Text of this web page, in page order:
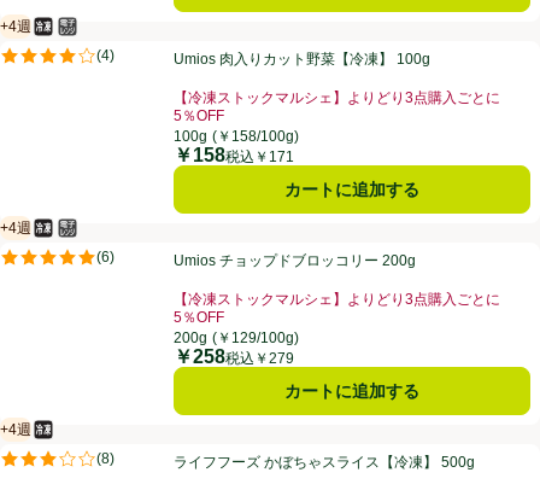
Umios 肉入りカット野菜【冷凍】 100g
+4週
賞味・消費期限保証：4週間
冷凍食品
電子レンジ使用可
(4)
評価は4件のレビューで5点中4.0点。Umios 肉入りカット野菜【冷凍】 100g
【冷凍ストックマルシェ】よりどり3点購入ごとに
5％OFF
お買い得品名：【冷凍ストックマルシェ】よりどり3
100g (￥158/100g)
価格
￥158税込￥171
カートに追加する
Umios チョップドブロッコリー 200g
+4週
賞味・消費期限保証：4週間
冷凍食品
電子レンジ使用可
(6)
評価は6件のレビューで5点中5.0点。Umios チョップドブロッコリー 200g
【冷凍ストックマルシェ】よりどり3点購入ごとに
5％OFF
お買い得品名：【冷凍ストックマルシェ】よりどり3点
200g (￥129/100g)
価格
￥258税込￥279
カートに追加する
ライフフーズ かぼちゃスライス【冷凍】 500g
+4週
賞味・消費期限保証：4週間
冷凍食品
(8)
評価は8件のレビューで5点中3.0点。ライフフーズ かぼちゃスライス【冷凍】 500g